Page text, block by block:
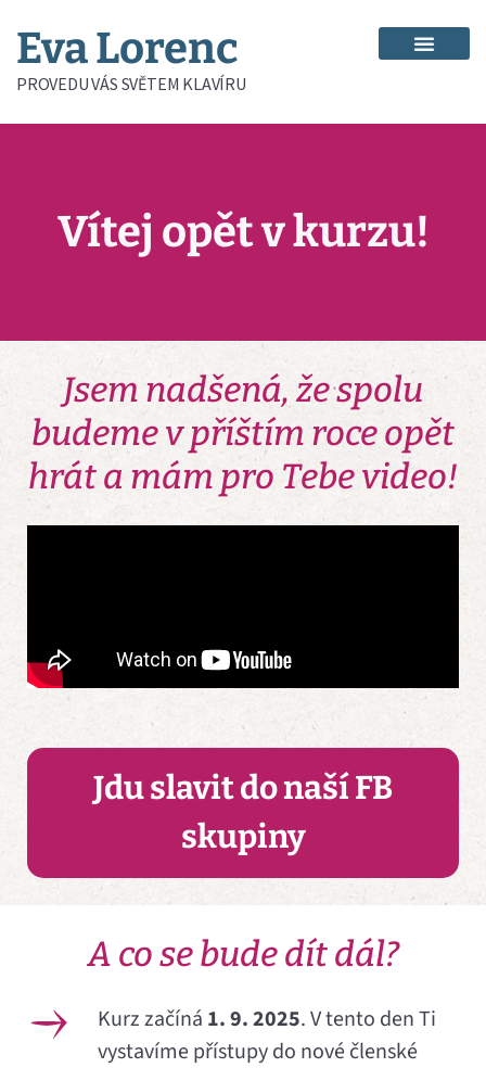
Eva Lorenc
PROVEDU VÁS SVĚTEM KLAVÍRU
Vítej opět v kurzu!
Jsem nadšená, že spolu
budeme v příštím roce opět
hrát a mám pro Tebe video!
Jdu slavit do naší FB
skupiny
A co se bude dít dál?
Kurz začíná 1. 9. 2025. V tento den Ti
vystavíme přístupy do nové členské